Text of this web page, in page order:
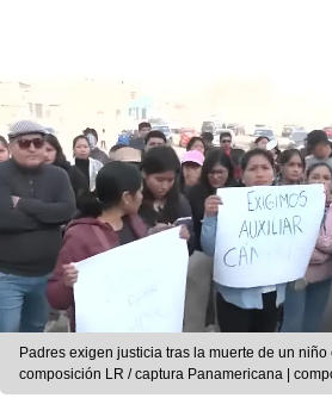
Padres exigen justicia tras la muerte de un niño
composición LR / captura Panamericana |